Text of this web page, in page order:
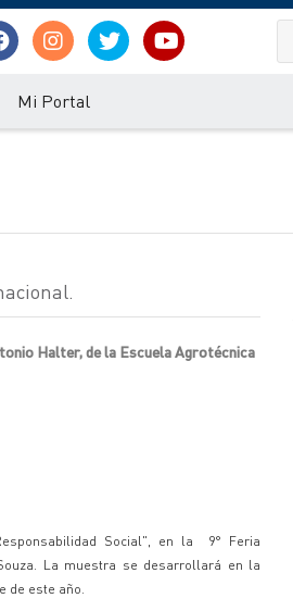
Mi Portal
Halter, de la Escuela Agrotécnica
Social", en la 9° Feria
La muestra se desarrollará en la
de este año.